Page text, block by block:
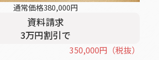
通常価格380,000円
資料請求
3万円割引で
350,000円 （税抜）